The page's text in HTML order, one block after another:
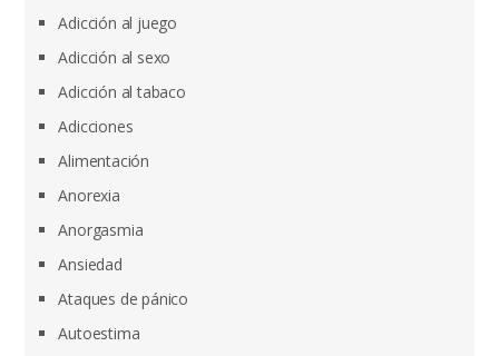
Adicción al juego
Adicción al sexo
Adicción al tabaco
Adicciones
Alimentación
Anorexia
Anorgasmia
Ansiedad
Ataques de pánico
Autoestima